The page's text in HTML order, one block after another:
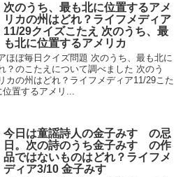
次のうち、最も北に位置するアメ
リカの州はどれ？ライフメディア
11/29クイズこたえ 次のうち、最
も北に位置するアメリカ
ほぼ毎日クイズ問題 次のうち、最も北に
？のこたえについて調べました 次のう
カの州はどれ？ライフメディア11/29こた
置するアメリ...
今日は童謡詩人の金子みすゞの忌
日。次の詩のうち金子みすゞの作
品ではないものはどれ？ライフメ
ディア3/10 金子みすゞ